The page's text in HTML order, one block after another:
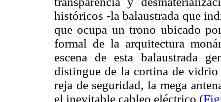
históricos -la balaustrada que
que ocupa un trono ubicado
formal de la arquitectura
escena de esta balaustrada
distingue de la cortina de
reja de seguridad, la mega
el inevitable cableo eléctrico (